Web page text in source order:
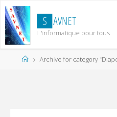
Skip
to
content
S AVNET
L'informatique pour tous
HomeArchive for category